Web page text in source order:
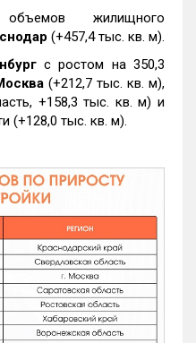
жилищного
(+457,4 тыс. кв. м).
с ростом на 350,3
(+212,7 тыс. кв. м),
+158,3 тыс. кв. м) и
(+128,0 тыс. кв. м).